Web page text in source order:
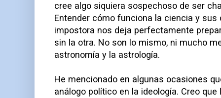
cree algo siquiera sospechoso de ser
Entender cómo funciona la ciencia y
impostora nos deja perfectamente
sin la otra. No son lo mismo, ni mucho
astronomía y la astrología.
He mencionado en algunas ocasiones
análogo político en la ideología. Creo